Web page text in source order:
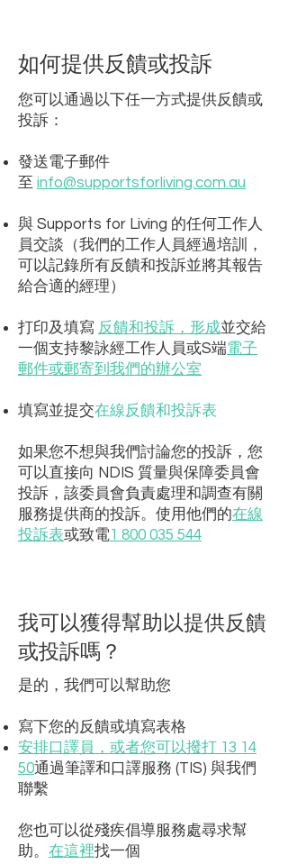
如何提供反饋或投訴
您可以通過以下任一方式提供反饋或
投訴：
發送電子郵件
至 info@supportsforliving.com.au
與 Supports for Living 的任何工作人
員交談（我們的工作人員經過培訓，
可以記錄所有反饋和投訴並將其報告
給合適的經理）
打印及填寫 反饋和投訴，形成並交給
一個支持黎詠經工作人員或S端電子
郵件或郵寄到我們的辦公室
填寫並提交在線反饋和投訴表
如果您不想與我們討論您的投訴，您
可以直接向 NDIS 質量與保障委員會
投訴，該委員會負責處理和調查有關
服務提供商的投訴。使用他們的在線
投訴表或致電1 800 035 544
我可以獲得幫助以提供反饋
或投訴嗎？
是的，我們可以幫助您
寫下您的反饋或填寫表格
安排口譯員，或者您可以撥打 13 14
50通過筆譯和口譯服務 (TIS) 與我們
聯繫
您也可以從殘疾倡導服務處尋求幫
助。 在這裡找一個